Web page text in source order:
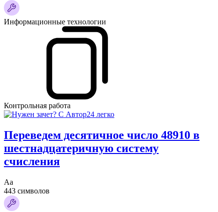
Информационные технологии
Контрольная работа
Переведем десятичное число 48910 в
шестнадцатеричную систему
счисления
Аа
443 символов